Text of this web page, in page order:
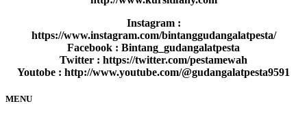
Instagram :
https://www.instagram.com/bintanggudangalatpesta/
Facebook : Bintang_gudangalatpesta
Twitter : https://twitter.com/pestamewah
Youtobe : http://www.youtube.com/@gudangalatpesta9591
MENU